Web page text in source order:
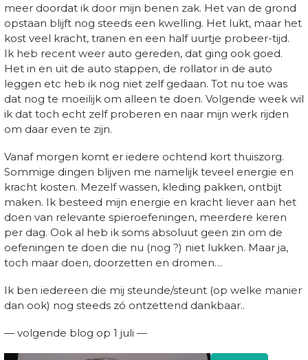
meer doordat ik door mijn benen zak. Het van de grond
opstaan blijft nog steeds een kwelling. Het lukt, maar het
kost veel kracht, tranen en een half uurtje probeer-tijd.
Ik heb recent weer auto gereden, dat ging ook goed.
Het in en uit de auto stappen, de rollator in de auto
leggen etc heb ik nog niet zelf gedaan. Tot nu toe was
dat nog te moeilijk om alleen te doen. Volgende week wil
ik dat toch echt zelf proberen en naar mijn werk rijden
om daar even te zijn.
Vanaf morgen komt er iedere ochtend kort thuiszorg.
Sommige dingen blijven me namelijk teveel energie en
kracht kosten. Mezelf wassen, kleding pakken, ontbijt
maken. Ik besteed mijn energie en kracht liever aan het
doen van relevante spieroefeningen, meerdere keren
per dag. Ook al heb ik soms absoluut geen zin om de
oefeningen te doen die nu (nog ?) niet lukken. Maar ja,
toch maar doen, doorzetten en dromen…
Ik ben iedereen die mij steunde/steunt (op welke manier
dan ook) nog steeds zó ontzettend dankbaar..
— volgende blog op 1 juli —